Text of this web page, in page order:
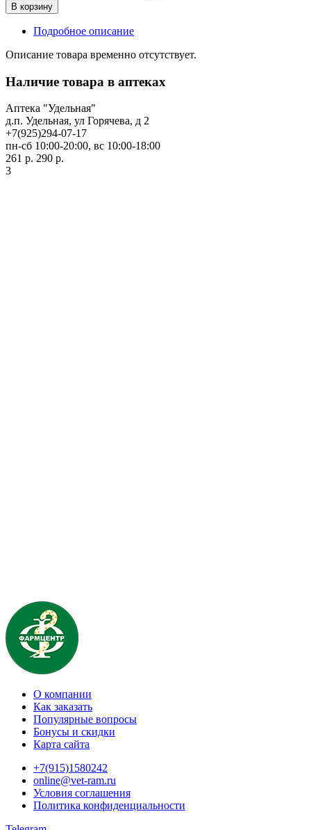
В корзину
Подробное описание
Описание товара временно отсутствует.
Наличие товара в аптеках
Аптека "Удельная"
д.п. Удельная, ул Горячева, д 2
+7(925)294-07-17
пн-сб 10:00-20:00, вс 10:00-18:00
261 р. 290 р.
3
О компании
Как заказать
Популярные вопросы
Бонусы и скидки
Карта сайта
+7(915)1580242
online@vet-ram.ru
Условия соглашения
Политика конфиденциальности